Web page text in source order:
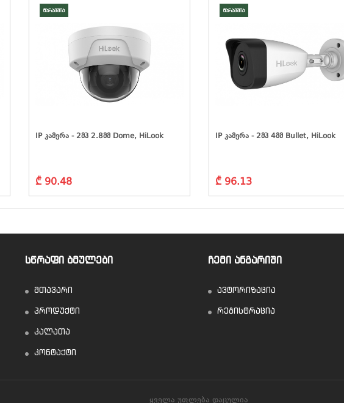
მარაგშია
IP Კამერა - 2მპ 2.8მმ Dome, HiLook
₾ 90.48
მარაგშია
IP Კამერა - 2მპ 4მმ Bullet, HiLook
₾ 96.13
ᲡᲬᲠᲐᲤᲘ ᲑᲛᲣᲚᲔᲑᲘ
მთავარი
პროდუქტი
კალათა
კონტაქტი
ᲩᲔᲛᲘ ᲐᲜᲒᲐᲠᲘᲨᲘ
ავტორიზაცია
რეგისტრაცია
ყველა უფლება დაცულია